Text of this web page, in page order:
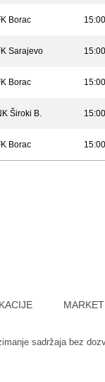
Borac 15:00
Sarajevo 15:00
Borac 15:00
Široki B. 15:00
Borac 15:00
sadržaja bez